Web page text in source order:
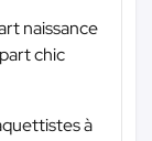
naissance
chic
à